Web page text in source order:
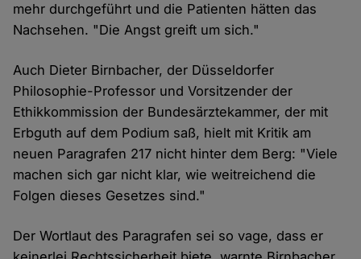
mehr durchgeführt und die Patienten hätten das
Nachsehen. "Die Angst greift um sich."
Auch Dieter Birnbacher, der Düsseldorfer
Philosophie-Professor und Vorsitzender der
Ethikkommission der Bundesärztekammer, der mit
Erbguth auf dem Podium saß, hielt mit Kritik am
neuen Paragrafen 217 nicht hinter dem Berg: "Viele
machen sich gar nicht klar, wie weitreichend die
Folgen dieses Gesetzes sind."
Der Wortlaut des Paragrafen sei so vage, dass er